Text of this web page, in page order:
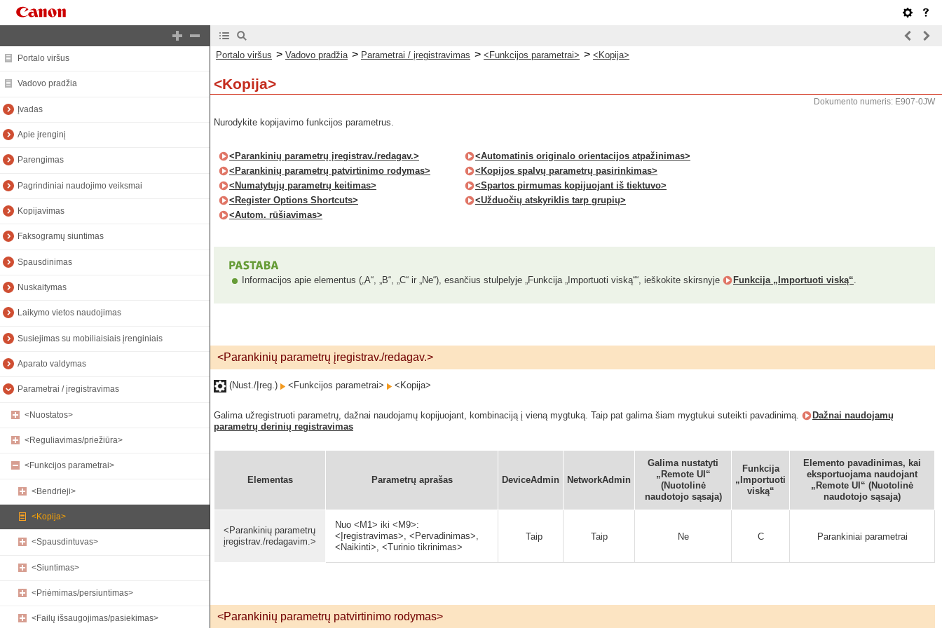
Portalo viršus
Vadovo pradžia
Įvadas
Apie įrenginį
Parengimas
Pagrindiniai naudojimo veiksmai
Kopijavimas
Faksogramų siuntimas
Spausdinimas
Nuskaitymas
Laikymo vietos naudojimas
Susiejimas su mobiliaisiais įrenginiais
Aparato valdymas
Parametrai / įregistravimas
<Nuostatos>
<Reguliavimas/priežiūra>
<Funkcijos parametrai>
<Bendrieji>
<Kopija>
<Spausdintuvas>
<Siuntimas>
<Priėmimas/persiuntimas>
<Failų išsaugojimas/pasiekimas>
Portalo viršus > Vadovo pradžia > Parametrai / įregistravimas > <Funkcijos parametrai> > <Kopija>
<Kopija>
Dokumento numeris: E907-0JW
Nurodykite kopijavimo funkcijos parametrus.
<Parankinių parametrų įregistrav./redagav.>
<Parankinių parametrų patvirtinimo rodymas>
<Numatytųjų parametrų keitimas>
<Register Options Shortcuts>
<Autom. rūšiavimas>
<Automatinis originalo orientacijos atpažinimas>
<Kopijos spalvų parametrų pasirinkimas>
<Spartos pirmumas kopijuojant iš tiektuvo>
<Užduočių atskyriklis tarp grupių>
Informacijos apie elementus („A“, „B“, „C“ ir „Ne“), esančius stulpelyje „Funkcija „Importuoti viską““, ieškokite skirsnyje Funkcija „Importuoti viską“.
<Parankinių parametrų įregistrav./redagav.>
(Nust./Įreg.) <Funkcijos parametrai> <Kopija>
Galima užregistruoti parametrų, dažnai naudojamų kopijuojant, kombinaciją į vieną mygtuką. Taip pat galima šiam mygtukui suteikti pavadinimą.
Dažnai naudojamų
parametrų derinių registravimas
Elementas Parametrų aprašas DeviceAdmin NetworkAdmin
Galima nustatyti
„Remote UI“
(Nuotolinė
naudotojo sąsaja)
Funkcija
„Importuoti
viską“
Elemento pavadinimas, kai
eksportuojama naudojant
„Remote UI“ (Nuotolinė
naudotojo sąsaja)
<Parankinių parametrų
įregistrav./redagavim.>
Nuo <M1> iki <M9>:
<Įregistravimas>, <Pervadinimas>,
<Naikinti>, <Turinio tikrinimas>
Taip Taip Ne C Parankiniai parametrai
<Parankinių parametrų patvirtinimo rodymas>